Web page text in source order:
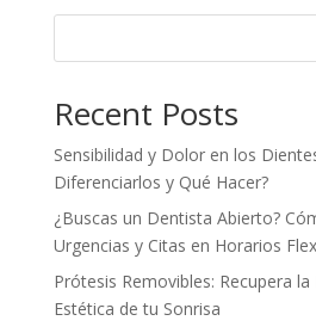
Recent Posts
Sensibilidad y Dolor en los
Diferenciarlos y Qué Hacer?
¿Buscas un Dentista Abierto?
Urgencias y Citas en Horarios
Prótesis Removibles: Recupera
Estética de tu Sonrisa